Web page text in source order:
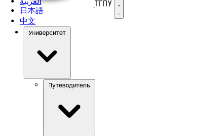
日本語
中文
ТГПУ Открыть меню
Университет
Путеводитель